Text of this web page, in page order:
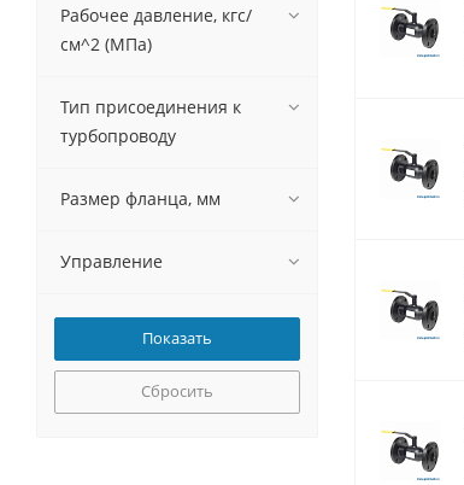
Рабочее давление, кгс/
см^2 (МПа)
Тип присоединения к
турбопроводу
Размер фланца, мм
Управление
Сбросить